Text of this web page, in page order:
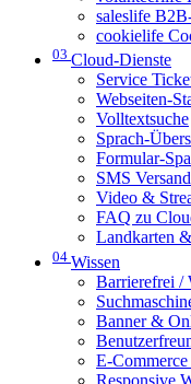
saleslife
cookielife
03 Cloud-Dienste
Service
Webseiten-
Volltextsuche
Sprach-
Formular-
SMS Versand
Video &
FAQ zu
Landkarten
04 Wissen
Barrierefrei /
Banner &
E-
Responsive